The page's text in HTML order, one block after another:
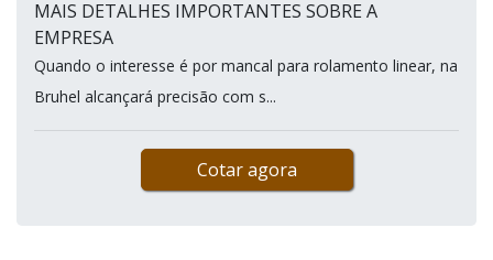
MAIS DETALHES IMPORTANTES SOBRE A
EMPRESA
Quando o interesse é por mancal para rolamento linear, na
Bruhel alcançará precisão com s...
Cotar agora